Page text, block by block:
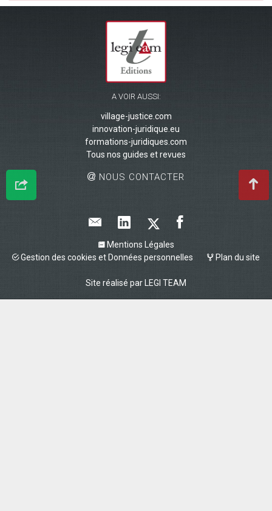
A VOIR AUSSI:
village-justice.com
innovation-juridique.eu
formations-juridiques.com
Tous nos guides et revues
NOUS CONTACTER
Mentions Légales
Gestion des cookies et Données personnelles
Plan du site
Site réalisé par LEGI TEAM